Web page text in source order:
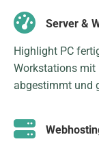
Server &
Highlight PC
Workstations mit
abgestimmt und